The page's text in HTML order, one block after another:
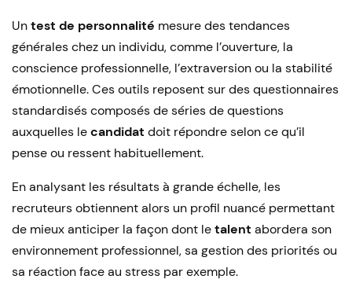
Untest de personnalité mesure des tendances
générales chez un individu, comme l’ouverture, la
conscience professionnelle, l’extraversion ou la stabilité
émotionnelle. Ces outils reposent sur des questionnaires
standardisés composés de séries de questions
auxquelles lecandidat doit répondre selon ce qu’il
pense ou ressent habituellement.
En analysant les résultats à grande échelle, les
recruteurs obtiennent alors un profil nuancé permettant
de mieux anticiper la façon dont letalent abordera son
environnement professionnel, sa gestion des priorités ou
sa réaction face au stress par exemple.